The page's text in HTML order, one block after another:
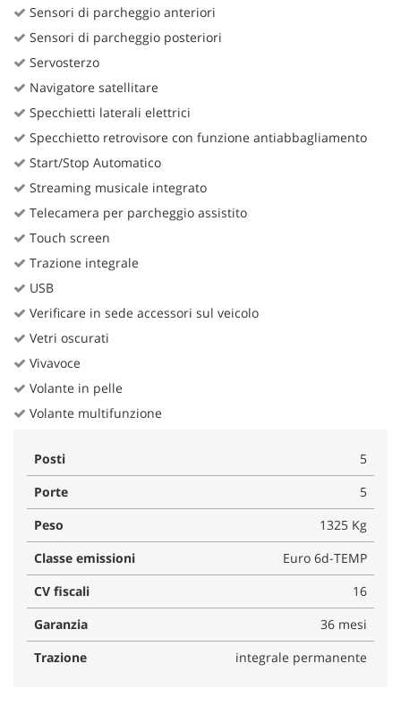
Sensori di parcheggio anteriori
Sensori di parcheggio posteriori
Servosterzo
Navigatore satellitare
Specchietti laterali elettrici
Specchietto retrovisore con funzione antiabbagliamento
Start/Stop Automatico
Streaming musicale integrato
Telecamera per parcheggio assistito
Touch screen
Trazione integrale
USB
Verificare in sede accessori sul veicolo
Vetri oscurati
Vivavoce
Volante in pelle
Volante multifunzione
Posti
5
Porte
5
Peso
1325 Kg
Classe emissioni
Euro 6d-TEMP
CV fiscali
16
Garanzia
36 mesi
Trazione
integrale permanente